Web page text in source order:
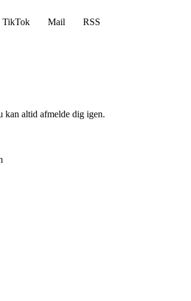
TikTok Mail
RSS
kan altid afmelde dig igen.